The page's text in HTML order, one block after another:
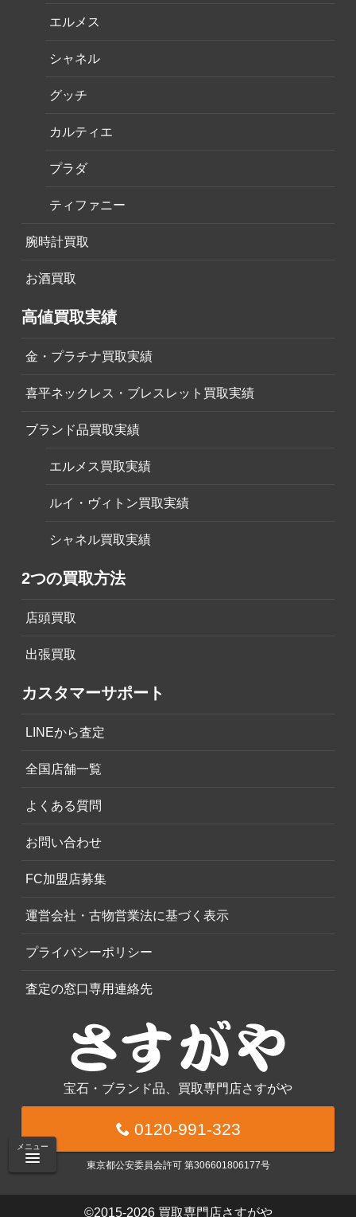
メニュー
エルメス
シャネル
グッチ
カルティエ
プラダ
ティファニー
腕時計買取
お酒買取
高値買取実績
金・プラチナ買取実績
喜平ネックレス・ブレスレット買取実績
ブランド品買取実績
エルメス買取実績
ルイ・ヴィトン買取実績
シャネル買取実績
2つの買取方法
店頭買取
出張買取
カスタマーサポート
LINEから査定
全国店舗一覧
よくある質問
お問い合わせ
FC加盟店募集
運営会社・古物営業法に基づく表示
プライバシーポリシー
査定の窓口専用連絡先
宝石・ブランド品、買取専門店さすがや
0120-991-323
東京都公安委員会許可 第306601806177号
©2015-2026 買取専門店さすがや